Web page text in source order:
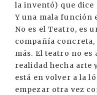
la inventó) que dice
Y una mala función
No es el Teatro, es
compañía
más. El teatro no
realidad hecha arte
está en volver a la
empezar otra vez